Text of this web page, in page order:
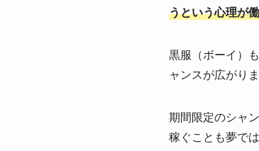
うという心理が
黒服（ボーイ）
ャンスが広がり
期間限定のシャ
稼ぐことも夢で